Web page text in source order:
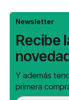
Newsletter
Recibe
Y además
primera